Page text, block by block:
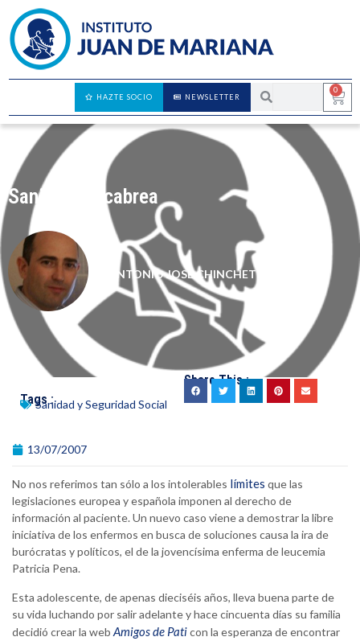
0
NEWSLETTER
HAZTE SOCIO
Sanidad se cabrea
ANTONIO JOSÉ CHINCHETRU
Tags :Sanidad y Seguridad Social
Share This :
13/07/2007
No nos referimos tan sólo a los intolerables límites que las
legislaciones europea y española imponen al derecho de
información al paciente. Un nuevo caso viene a demostrar la libre
iniciativa de los enfermos en busca de soluciones causa la ira de
burócratas y políticos, el de la jovencísima enferma de leucemia
Patricia Pena.
Esta adolescente, de apenas dieciséis años, lleva buena parte de
su vida luchando por salir adelante y hace cincuenta días su familia
decidió crear la web Amigos de Paticon la esperanza de encontrar